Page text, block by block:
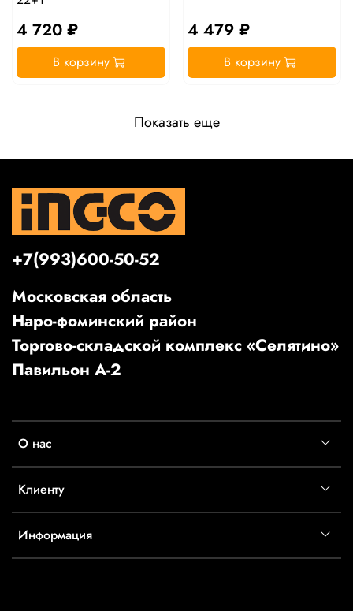
4 720 ₽
В корзину
4 479 ₽
В корзину
Показать еще
О нас
Клиенту
Информация
+7(993)600-50-52
Московская область
Наро-фоминский район
Торгово-складской комплекс «Селятино»
Павильон А-2